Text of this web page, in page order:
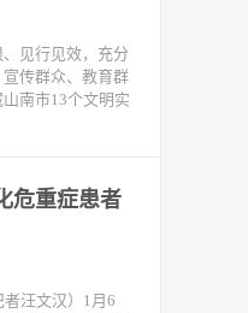
见行见效，充分
传群众、教育群
南市13个文明实
危重症患者
汪文汉）1月6